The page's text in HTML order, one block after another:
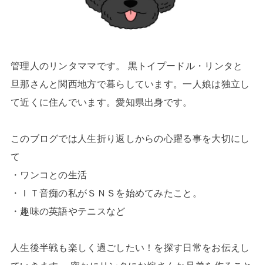
管理人のリンタママです。 黒トイプードル・リンタと
旦那さんと関西地方で暮らしています。一人娘は独立し
て近くに住んでいます。愛知県出身です。
このブログでは人生折り返しからの心躍る事を大切にし
て
・ワンコとの生活
・ＩＴ音痴の私がＳＮＳを始めてみたこと。
・趣味の英語やテニスなど
人生後半戦も楽しく過ごしたい！を探す日常をお伝えし